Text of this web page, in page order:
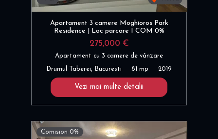
Apartament 3 camere Moghioros Park
Residence | Loc parcare I COM 0%
275,000 €
Apartament cu 3 camere de vânzare
Drumul Taberei, Bucuresti 81 mp 2019
Vezi mai multe detalii
Comision 0%